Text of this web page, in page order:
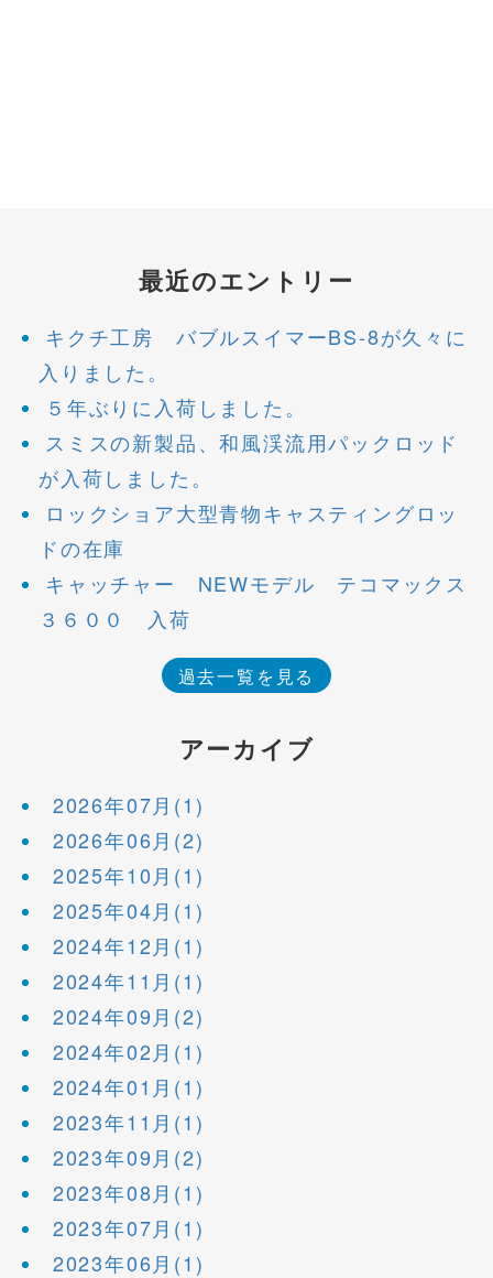
最近のエントリー
キクチ工房 バブルスイマーBS-8が久々に
入りました。
５年ぶりに入荷しました。
スミスの新製品、和風渓流用パックロッド
が入荷しました。
ロックショア大型青物キャスティングロッ
ドの在庫
キャッチャー NEWモデル テコマックス
３６００ 入荷
過去一覧を見る
アーカイブ
2026年07月(1)
2026年06月(2)
2025年10月(1)
2025年04月(1)
2024年12月(1)
2024年11月(1)
2024年09月(2)
2024年02月(1)
2024年01月(1)
2023年11月(1)
2023年09月(2)
2023年08月(1)
2023年07月(1)
2023年06月(1)